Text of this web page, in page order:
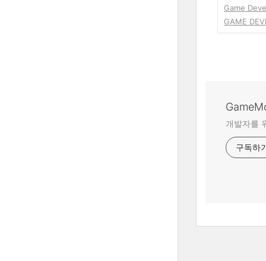
Game
GAME
개발자를
구독하